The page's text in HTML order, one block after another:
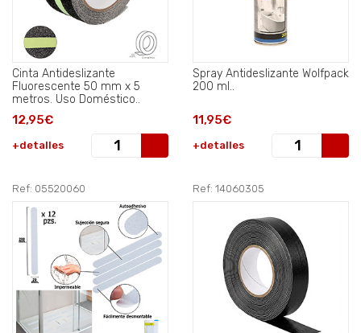
Cinta Antideslizante
Fluorescente 50 mm x 5
metros. Uso Doméstico..
12,95€
+detalles
Spray Antideslizante Wolfpack
200 ml..
11,95€
+detalles
Ref: 05520060 Ref: 14060305